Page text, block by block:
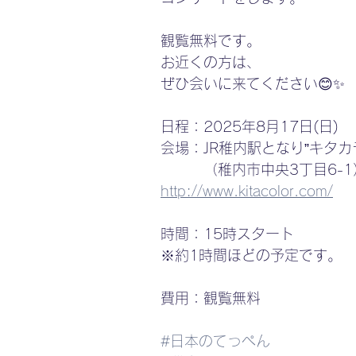
観覧無料です。
お近くの方は、
ぜひ会いに来てください😊✨
日程：2025年8月17日(日)
会場：JR稚内駅となり”キタカ
（稚内市中央3丁目6-1
http://www.kitacolor.com/
時間：15時スタート
※約1時間ほどの予定です。
費用：観覧無料
#日本のてっぺん